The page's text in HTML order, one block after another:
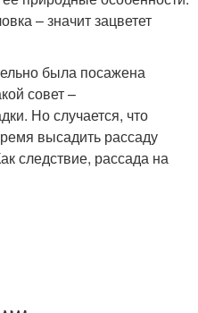
– значит зацветет
была посажена
совет –
Но случается, что
высадить рассаду
следствие, рассада на